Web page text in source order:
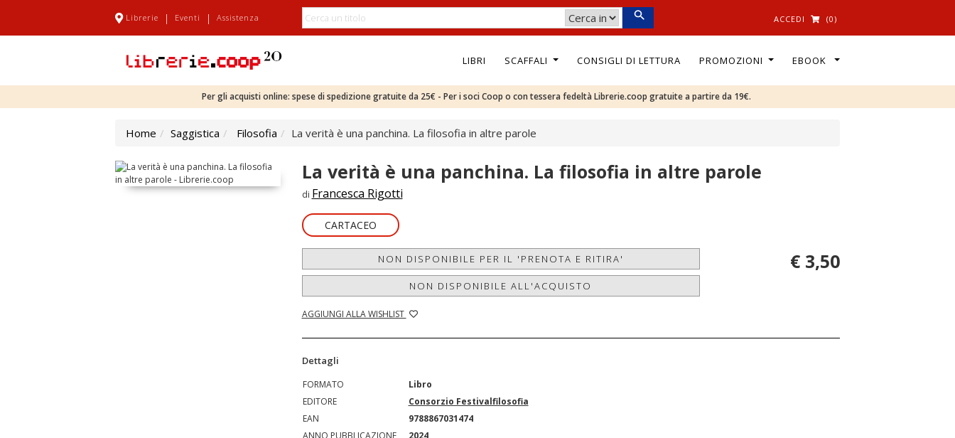
Librerie | Eventi | Assistenza ACCEDI (0)
LIBRI SCAFFALI CONSIGLI DI LETTURA PROMOZIONI EBOOK
Per gli acquisti online: spese di spedizione gratuite da 25€ - Per i soci Coop o con tessera fedeltà Librerie.coop gratuite a partire da 19€.
Home Saggistica Filosofia La verità è una panchina. La filosofia in altre parole
La verità è una panchina. La filosofia in altre parole
di Francesca Rigotti
CARTACEO
NON DISPONIBILE PER IL 'PRENOTA E RITIRA'
NON DISPONIBILE ALL'ACQUISTO
AGGIUNGI ALLA WISHLIST
€ 3,50
Dettagli
FORMATO
Libro
EDITORE
Consorzio Festivalfilosofia
EAN
9788867031474
ANNO PUBBLICAZIONE
2024